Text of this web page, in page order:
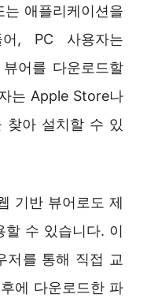
애플리케이션을
, PC 사용자는
어를 다운로드할
는 Apple Store나
찾아 설치할 수 있
기반 뷰어로도 제
할 수 있습니다. 이
저를 통해 직접 교
에 다운로드한 파